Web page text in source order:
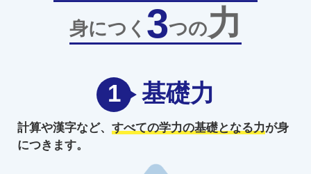
身につく 3つの力
1 基礎力
計算や漢字など、 すべての学力の基礎となる力が身
につきます。